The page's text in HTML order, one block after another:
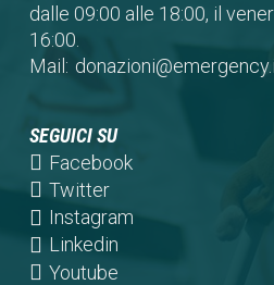
dalle 09:00 alle 18:00, il
16:00.
Mail:
SEGUICI SU
Facebook(opens
a
Twitter(opens
in
a
new
Instagram(opens
Linkedin(opens
in
Youtube(opens